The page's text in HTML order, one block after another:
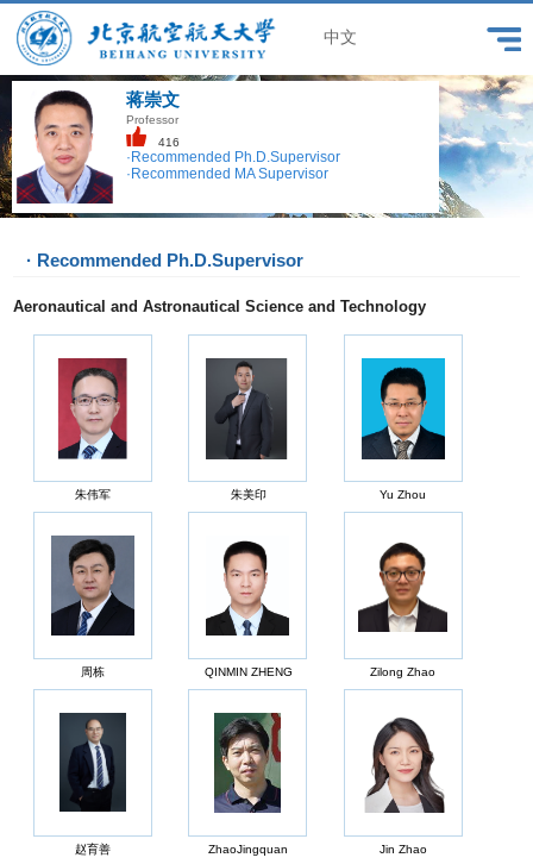
中文
蒋崇文
Professor
416
·Recommended Ph.D.Supervisor
·Recommended MA Supervisor
· Recommended Ph.D.Supervisor
Aeronautical and Astronautical Science and Technology
朱伟军 朱美印 Yu Zhou
周栋 QINMIN ZHENG Zilong Zhao
赵育善 ZhaoJingquan Jin Zhao